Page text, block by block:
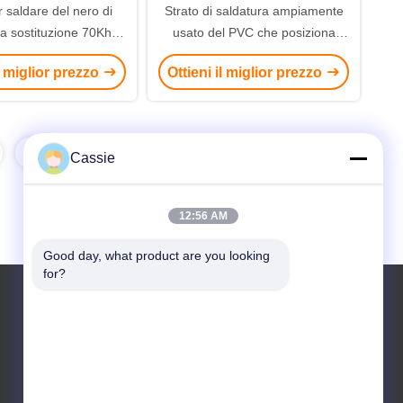
saldare del nero di
sostituzione 70Khz
dell'antenna di
Card Implatable
miglior prezzo
Strato di saldatura ampiamente
usato del PVC che posiziona
antenna impiantata dal saldatore
ultrasonico 70Khz
Ottieni il miglior prezzo
Cassie
12:56 AM
Good day, what product are you looking
for?